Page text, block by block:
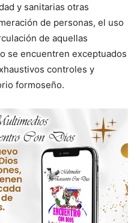
y sanitarias otras
de personas, el uso
de aquellas
se encuentren exceptuados
controles y
formoseño.